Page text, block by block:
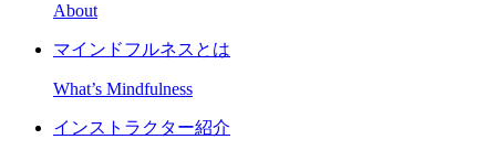
About
マインドフルネスとは
What’s Mindfulness
インストラクター紹介